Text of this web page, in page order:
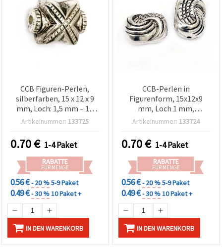
CCB Figuren-Perlen,
silberfarben, 15 x 12 x 9
mm, Loch: 1,5 mm – 10
Stück
Artikelnummer: 133725
0.70€ 1-4 Paket
RABATTE
FÜR MENGE
0.56 €- 20 %5-9 Paket
0.49 €- 30 %10 Paket +
IN DEN WARENKORB
CCB-Perlen in
Figurenform, 15x12x9
mm, Loch 1 mm,
silberfarben - 10 Stück
Artikelnummer: 133724
0.70€ 1-4 Paket
RABATTE
FÜR MENGE
0.56 €- 20 %5-9 Paket
0.49 €- 30 %10 Paket +
IN DEN WARENKORB